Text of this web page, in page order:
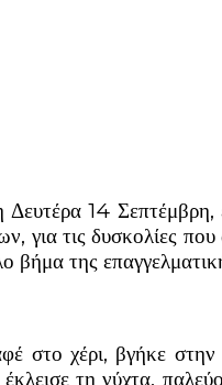
14
τις δυσκολίες
βήμα της
στο χέρι, βγήκε
τη νύχτα,